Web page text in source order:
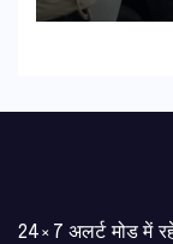
24×7 अलर्ट मोड में